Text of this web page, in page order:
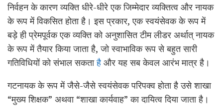
निर्वहन के कारण व्यक्ति धीरे-धीरे एक जिम्मेदार व्यक्तित्व और नायक
के रूप में विकसित होता है। इस प्रकार, एक स्वयंसेवक के रूप में
बड़े ही प्रेमपूर्वक एक व्यक्ति को अनुशासित टीम लीडर अर्थात् नायक
के रूप में तैयार किया जाता है, जो स्वाभाविक रूप से बहुत सारी
गतिविधियों को संभाल सकताहै और यह सब केवल आरंभ मात्र है।
गटनायक के रूप में जैसे-जैसे स्वयंसेवक परिपक्व होता है उसे शाखा
“मुख्य शिक्षक” अथवा “शाखा कार्यवाह” का दायित्व दिया जाता है।